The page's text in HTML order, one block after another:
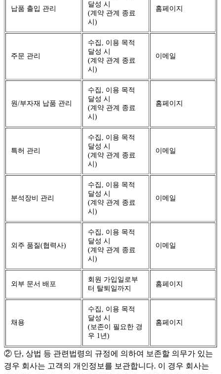
납품 출입 관리
달성 시
(계약 관계 종료
시)
홈페이지
주문 관리
수집, 이용 목적
달성 시
(계약 관계 종료
시)
이메일
원/부자재 납품 관리
수집, 이용 목적
달성 시
(계약 관계 종료
시)
홈페이지
특허 관리
수집, 이용 목적
달성 시
(계약 관계 종료
시)
이메일
분석장비 관리
수집, 이용 목적
달성 시
(계약 관계 종료
시)
이메일
외주 품질(협력사)
수집, 이용 목적
달성 시
(계약 관계 종료
시)
이메일
외부 문서 배포
회원 가입일로부
터 탈퇴일까지
홈페이지
채용
수집, 이용 목적
달성 시
(보존이 필요한 경
우 1년)
홈페이지
② 단, 상법 등 관련법령의 규정에 의하여 보존할 의무가 있는
경우 회사는 고객의 개인정보를 보관합니다. 이 경우 회사는